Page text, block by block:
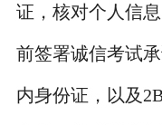
证，核对个人信
前签署诚信考试
内身份证，以及